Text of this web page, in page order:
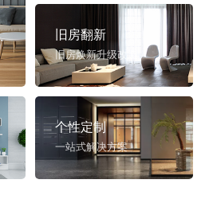
旧房翻新
旧房焕新升级改造
个性定制
一站式解决方案